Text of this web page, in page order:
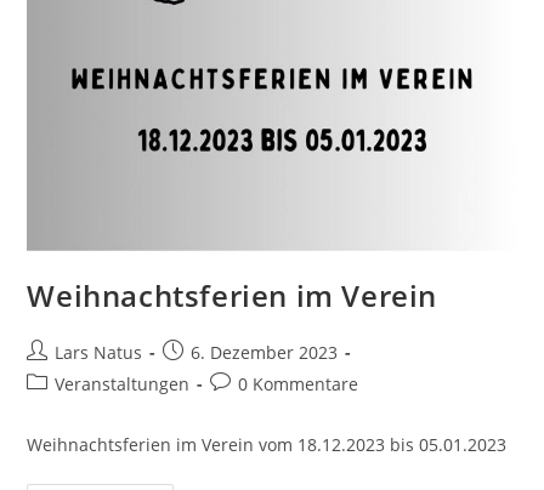
Weihnachtsferien im Verein
Beitrags-
Autor:
Lars Natus
Beitrag
veröffentlicht:
6. Dezember 2023
Beitrags-
Veranstaltungen
Beitrags-
0 Kommentare
Weihnachtsferien im Verein vom 18.12.2023 bis 05.01.2023